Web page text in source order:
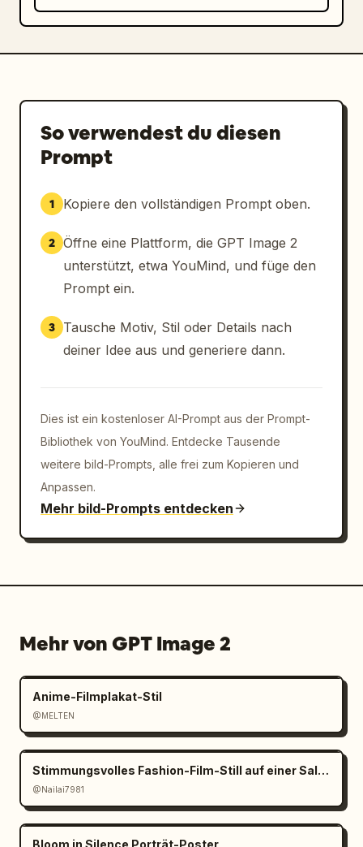
leicht nach oben geneigt: „喝咖啡、随意交流 海边
散步，主打一个 Chill~“. Fügen Sie einen
und Skizzen-Doodles um die Überschrift und
jugendlich und spontan wirkt.
cremefarbenen, zerrissenen Papierstreifen mit
drei horizontal angeordneten Feature-Blöcken.
Block 1: ein schneeflockenartiges Symbol mit
dem Text „舒适环境“ und kleinerem Text „空调 +
宽敞桌椅“. Block 2: ein WLAN-Symbol mit dem
Text „电网无忧“ und kleinerem Text „WiFi + 插
座“. Block 3: größerer, orangefarbener
handschriftlicher Text „期待与你 海边相遇！“
mit einem blauen Unterstrich-Schnörkel und
und grafischen Plakatelementen sein, mit
und einem modischen, KI-generierten Social-
Media-Event-Look.
So verwendest du diesen
Prompt
1 Kopiere den vollständigen Prompt oben.
2 Öffne eine Plattform, die GPT Image 2
unterstützt, etwa YouMind, und füge den
Prompt ein.
3
Tausche Motiv, Stil oder Details nach
deiner Idee aus und generiere dann.
Dies ist ein kostenloser AI-Prompt aus der Prompt-
Bibliothek von YouMind. Entdecke Tausende
weitere bild-Prompts, alle frei zum Kopieren und
Anpassen.
Mehr bild-Prompts entdecken
Mehr von GPT Image 2
Anime-Filmplakat-Stil
@MELTEN
Stimmungsvolles Fashion-Film-Still auf einer Salzpfanne
@Nailai7981
Bloom in Silence Porträt-Poster